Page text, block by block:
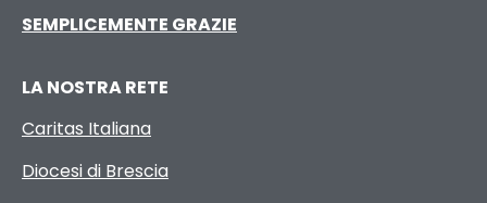
SEMPLICEMENTE GRAZIE
LA NOSTRA RETE
Caritas Italiana
Diocesi di Brescia